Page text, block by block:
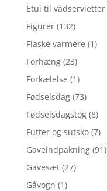
Etui til vådservietter
Figurer (132)
Flaske varmere (1)
Forhæng (23)
Forkælelse (1)
Fødselsdag (73)
Fødselsdagstog (8)
Futter og sutsko (7)
Gaveindpakning (91)
Gavesæt (27)
Gåvogn (1)